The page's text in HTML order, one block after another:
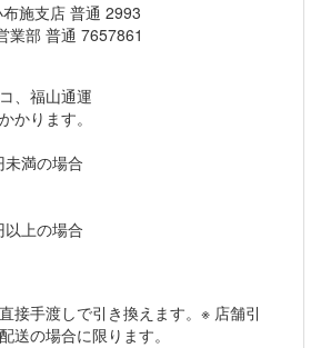
施支店 普通 2993
業部 普通 7657861
、福山通運
かります。
満の場合
上の場合
接手渡しで引き換えます。※ 店舗引
送の場合に限ります。